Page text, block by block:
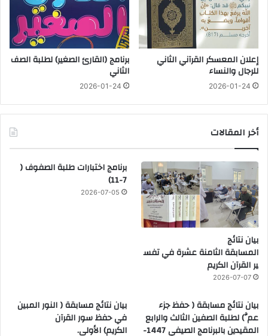
إعلان المعسكر القرآني الثاني
للرجال والنساء
2026-01-24
برنامج (القارئ الصغير) لطلبة الصف
الثاني
2026-01-24
أخر المقالات
بيان نتائج
المسابقة الثامنة عشرة في تفس
ير القرآن الكريم
2026-07-07
برنامج اختبارات طلبة الصفوف (
7-11)
2026-07-05
بيان نتائج مسابقة ( حفظ جزء
عمَّ) لطلبة الصفين الثالث والرابع
المقيدين بالبرنامج الصيفي 1447-
بيان نتائج مسابقة ( النور المبين
في حفظ سور القرآن
الكريم) الأولى.